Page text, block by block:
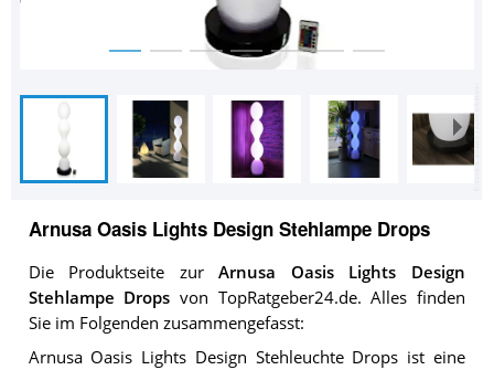
Arnusa Oasis Lights Design Stehlampe Drops
Die Produktseite zurArnusa Oasis Lights Design
Stehlampe Drops von TopRatgeber24.de. Alles finden
Sie im Folgenden zusammengefasst:
Arnusa Oasis Lights Design Stehleuchte Drops ist eine